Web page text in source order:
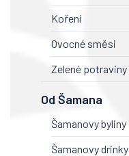
Koření
Ovocné směsi
Zelené potraviny
Od Šamana
Šamanovy byliny
Šamanovy drinky